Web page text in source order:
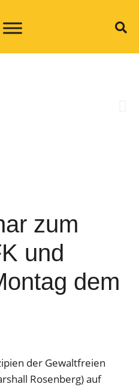
zum
und
dem
der Gewaltfreien
Rosenberg) auf